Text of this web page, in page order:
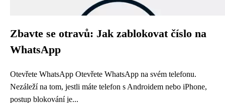
Zbavte se otravů: Jak zablokovat číslo na
WhatsApp
Otevřete WhatsApp Otevřete WhatsApp na svém telefonu.
Nezáleží na tom, jestli máte telefon s Androidem nebo iPhone,
postup blokování je...